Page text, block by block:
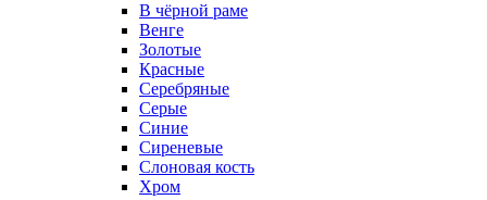
В чёрной раме
Венге
Золотые
Красные
Серебряные
Серые
Синие
Сиреневые
Слоновая кость
Хром